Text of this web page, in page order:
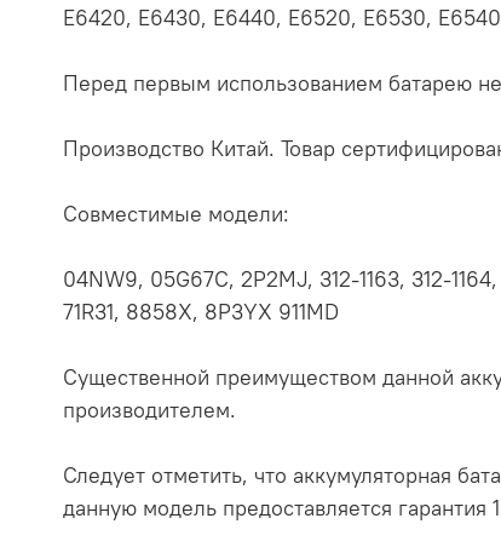
E6420, E6430, E6440, E6520, E6530,
Перед первым использованием батарею
Производство Китай. Товар
Совместимые модели:
04NW9, 05G67C, 2P2MJ, 312-1163, 312-
71R31, 8858X, 8P3YX 911MD
Существенной преимуществом данной
производителем.
Следует отметить, что аккумуляторная
данную модель предоставляется гарантия